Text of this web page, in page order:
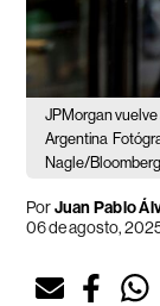
JPMorgan
Argentina
Nagle/Bloomberg
PorJuan Pablo
06 de agosto,